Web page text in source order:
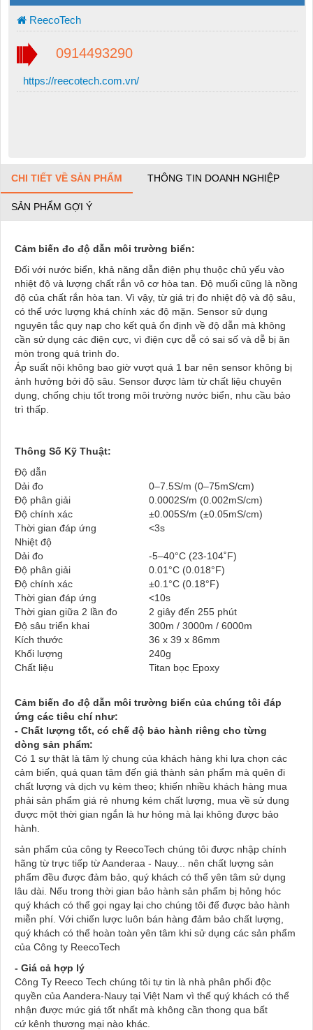
ReecoTech
0914493290
https://reecotech.com.vn/
CHI TIẾT VỀ SẢN PHẨM THÔNG TIN DOANH NGHIỆP
SẢN PHẨM GỢI Ý
Cảm biến đo độ dẫn môi trường biển:
Đối với nước biển, khả năng dẫn điện phụ thuộc chủ yếu vào
nhiệt độ và lượng chất rắn vô cơ hòa tan. Độ muối cũng là nồng
độ của chất rắn hòa tan. Vì vậy, từ giá trị đo nhiệt độ và độ sâu,
có thể ước lượng khá chính xác độ mặn. Sensor sử dụng
nguyên tắc quy nạp cho kết quả ổn định về độ dẫn mà không
cần sử dụng các điện cực, vì điện cực dễ có sai số và dễ bị ăn
mòn trong quá trình đo.
Áp suất nội không bao giờ vượt quá 1 bar nên sensor không bị
ảnh hưởng bởi độ sâu. Sensor được làm từ chất liệu chuyên
dụng, chống chịu tốt trong môi trường nước biển, nhu cầu bảo
trì thấp.
Thông Số Kỹ Thuật:
Độ dẫn
Dải đo
0–7.5S/m (0–75mS/cm)
Độ phân giải
0.0002S/m (0.002mS/cm)
Độ chính xác
±0.005S/m (±0.05mS/cm)
Thời gian đáp ứng
<3s
Nhiệt độ
Dải đo
-5–40°C (23-104˚F)
Độ phân giải
0.01°C (0.018°F)
Độ chính xác
±0.1°C (0.18°F)
Thời gian đáp ứng
<10s
Thời gian giữa 2 lần đo
2 giây đến 255 phút
Độ sâu triển khai
300m / 3000m / 6000m
Kích thước
36 x 39 x 86mm
Khối lượng
240g
Chất liệu
Titan bọc Epoxy
Cảm biến đo độ dẫn môi trường biển của chúng tôi đáp
ứng các tiêu chí như:
- Chất lượng tốt, có chế độ bảo hành riêng cho từng
dòng sản phẩm:
Có 1 sự thật là tâm lý chung của khách hàng khi lựa chọn các
cảm biến, quá quan tâm đến giá thành sản phẩm mà quên đi
chất lượng và dịch vụ kèm theo; khiến nhiều khách hàng mua
phải sản phẩm giá rẻ nhưng kém chất lượng, mua về sử dụng
được một thời gian ngắn là hư hỏng mà lại không được bảo
hành.
sản phẩm của công ty ReecoTech chúng tôi được nhập chính
hãng từ trực tiếp từ Aanderaa - Nauy... nên chất lượng sản
phẩm đều được đảm bảo, quý khách có thể yên tâm sử dụng
lâu dài. Nếu trong thời gian bảo hành sản phẩm bị hỏng hóc
quý khách có thể gọi ngay lại cho chúng tôi để được bảo hành
miễn phí. Với chiến lược luôn bán hàng đảm bảo chất lượng,
quý khách có thể hoàn toàn yên tâm khi sử dụng các sản phẩm
của Công ty ReecoTech
- Giá cả hợp lý
Công Ty Reeco Tech chúng tôi tự tin là nhà phân phối độc
quyền của Aandera-Nauy tại Việt Nam vì thế quý khách có thể
nhận được mức giá tốt nhất mà không cần thong qua bất
cứ kênh thương mại nào khác.